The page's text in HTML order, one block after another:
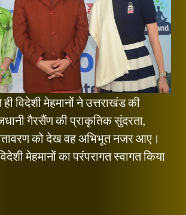
विदेशी मेहमानों ने उत्तराखंड की
गैरसैंण की प्राकृतिक सुंदरता,
को देख वह अभिभूत नजर आए।
मेहमानों का परंपरागत स्वागत किया